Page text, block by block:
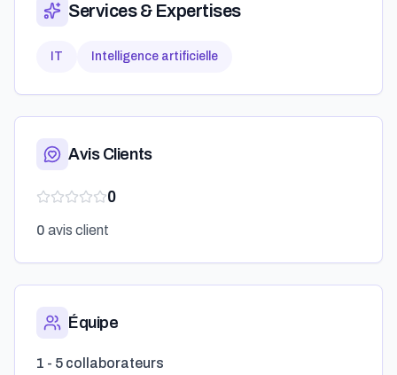
Services & Expertises
IT Intelligence artificielle
Avis Clients
0
0 avis client
Équipe
1 - 5 collaborateurs